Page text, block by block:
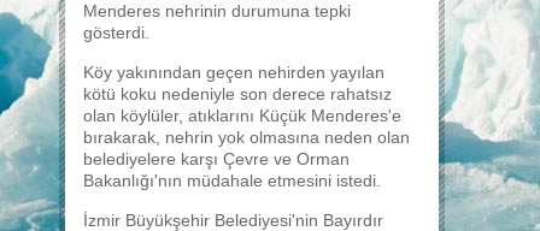
Menderes nehrinin durumuna tepki
gösterdi.
Köy yakınından geçen nehirden yayılan
kötü koku nedeniyle son derece rahatsız
olan köylüler, atıklarını Küçük Menderes'e
bırakarak, nehrin yok olmasına neden olan
belediyelere karşı Çevre ve Orman
Bakanlığı'nın müdahale etmesini istedi.
İzmir Büyükşehir Belediyesi'nin Bayırdır